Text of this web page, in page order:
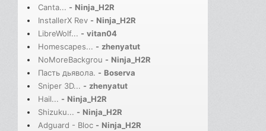
Canta... - Ninja_H2R
InstallerX Rev - Ninja_H2R
LibreWolf... - vitan04
Homescapes... - zhenyatut
NoMoreBackgrou - Ninja_H2R
Пасть дьявола. - Boserva
Sniper 3D... - zhenyatut
Hail... - Ninja_H2R
Shizuku... - Ninja_H2R
Adguard - Bloc - Ninja_H2R